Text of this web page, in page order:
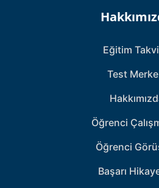
Eğitim
Test
Öğrenci
Öğrenci
Başarı